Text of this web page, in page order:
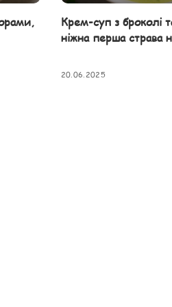
Крем-суп з броколі
ніжна перша страва
20.06.2025